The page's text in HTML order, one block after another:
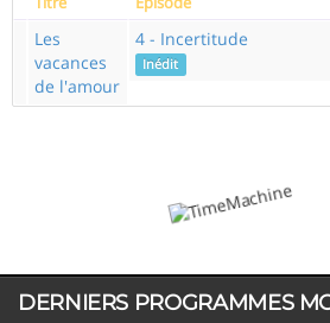
Les
vacances
de l'amour
4 - Incertitude
Inédit
DERNIERS PROGRAMMES